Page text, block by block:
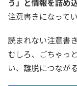
う」と情報を詰め
注意書きになって
読まれない注意書
むしろ、ごちゃっ
い、離脱につなが